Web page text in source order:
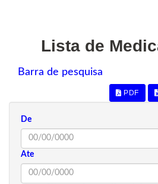
Lista de
Barra de pesquisa
PDF
De
Ate